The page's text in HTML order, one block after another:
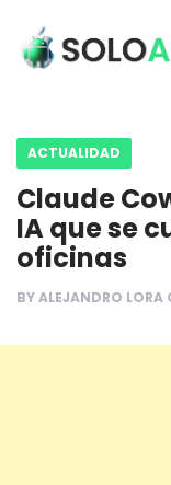
ACTUALIDAD
Claude
IA que se
oficinas
BYALEJANDRO LORA